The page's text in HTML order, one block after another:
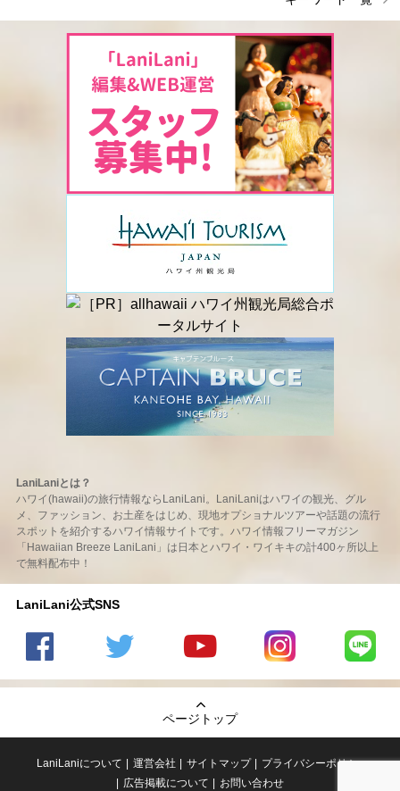
LaniLaniとは？
ハワイ(hawaii)の旅行情報ならLaniLani。LaniLaniはハワイの観光、グル
メ、ファッション、お土産をはじめ、現地オプショナルツアーや話題の流行
スポットを紹介するハワイ情報サイトです。ハワイ情報フリーマガジン
「Hawaiian Breeze LaniLani」は日本とハワイ・ワイキキの計400ヶ所以上
で無料配布中！
LaniLani公式SNS
の
のtwitter
の
Youtube
チャンネ
LaniLani
LaniLani
ページトップ
LaniLaniについて 運営会社 サイトマップ
プライバシーポリシー
広告掲載について
お問い合わせ